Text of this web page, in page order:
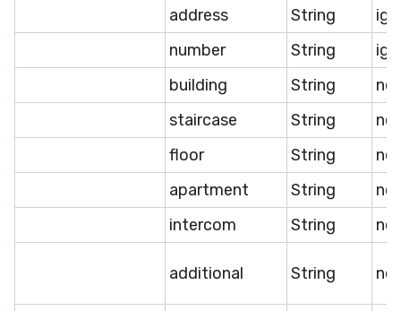
address String
number
String
building
String
staircase
String
floor
String
apartment
String
intercom
String
additional String